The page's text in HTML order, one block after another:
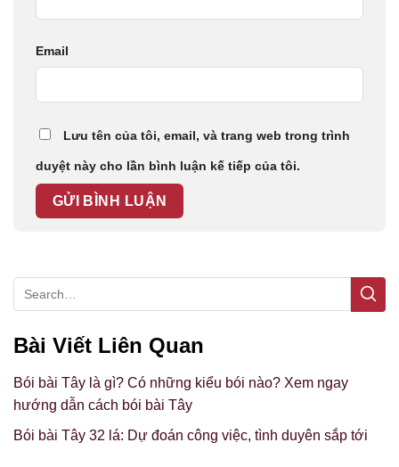
Email
Lưu tên của tôi, email, và trang web trong trình
duyệt này cho lần bình luận kế tiếp của tôi.
Bài Viết Liên Quan
Bói bài Tây là gì? Có những kiểu bói nào? Xem ngay
hướng dẫn cách bói bài Tây
Bói bài Tây 32 lá: Dự đoán công việc, tình duyên sắp tới